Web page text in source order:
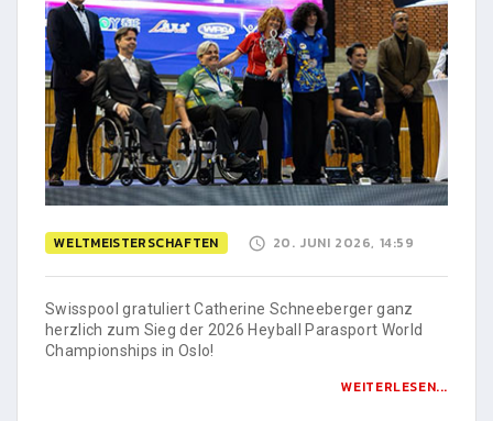
WELTMEISTERSCHAFTEN 20. JUNI 2026, 14:59
Swisspool gratuliert Catherine Schneeberger ganz
herzlich zum Sieg der 2026 Heyball Parasport World
Championships in Oslo!
WEITERLESEN...